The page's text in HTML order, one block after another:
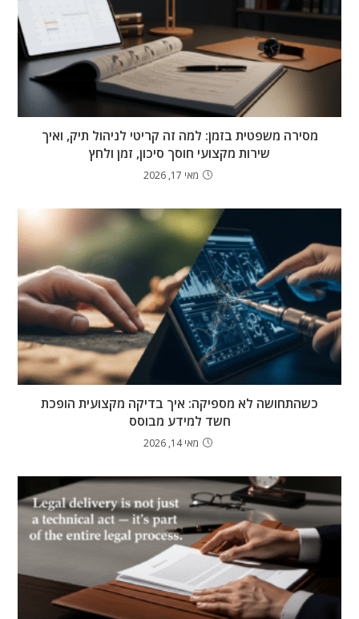
מסירה משפטית בזמן: למה זה קריטי לניהול תיק, ואיך
שירות מקצועי חוסך סיכון, זמן ולחץ
מאי 17, 2026
כשהתחושה לא מספיקה: איך בדיקה מקצועית הופכת
חשד למידע מבוסס
מאי 14, 2026